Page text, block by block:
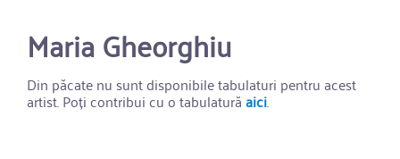
Maria Gheorghiu
Din păcate nu sunt disponibile tabulaturi pentru acest
artist. Poți contribui cu o tabulaturăaici.